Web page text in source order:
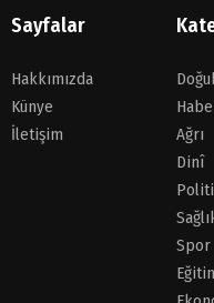
Sayfalar
Hakkımızda
Künye
İletişim
Ağrı
Dinî
Spor